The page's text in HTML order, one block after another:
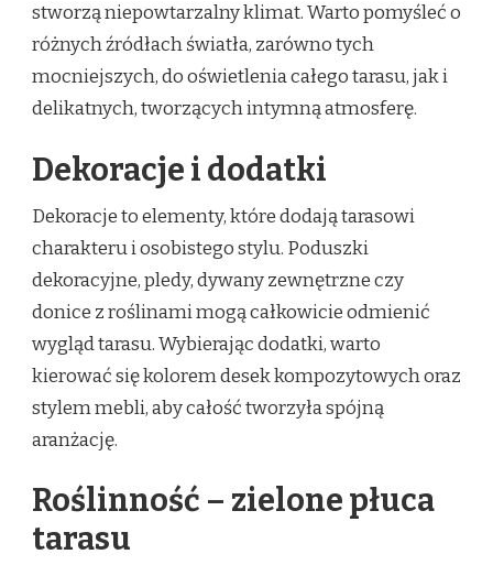
stworzą niepowtarzalny klimat. Warto pomyśleć o
różnych źródłach światła, zarówno tych
mocniejszych, do oświetlenia całego tarasu, jak i
delikatnych, tworzących intymną atmosferę.
Dekoracje i dodatki
Dekoracje to elementy, które dodają tarasowi
charakteru i osobistego stylu. Poduszki
dekoracyjne, pledy, dywany zewnętrzne czy
donice z roślinami mogą całkowicie odmienić
wygląd tarasu. Wybierając dodatki, warto
kierować się kolorem desek kompozytowych oraz
stylem mebli, aby całość tworzyła spójną
aranżację.
Roślinność – zielone płuca
tarasu